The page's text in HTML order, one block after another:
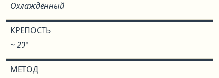
Охлаждённый
КРЕПОСТЬ
~ 20°
МЕТОД